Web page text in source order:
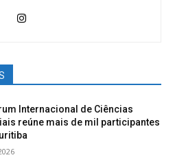
Internacional de Ciências
reúne mais de mil participantes